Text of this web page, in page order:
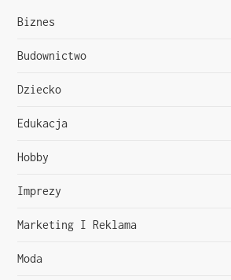
g
a
c
j
a
w
p
i
Biznes
Budownictwo
Dziecko
Edukacja
Hobby
Imprezy
Marketing I Reklama
Moda